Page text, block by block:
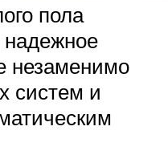
пола
надежное
незаменимо
систем и